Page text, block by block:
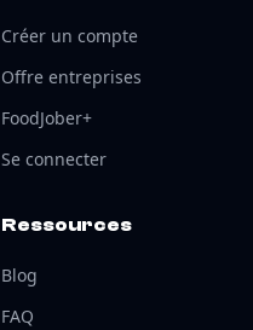
Créer un compte
Offre entreprises
FoodJober+
Se connecter
Ressources
Blog
FAQ